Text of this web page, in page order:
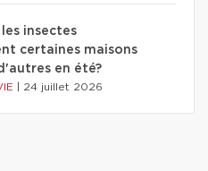
insectes
certaines maisons
en été?
24 juillet 2026